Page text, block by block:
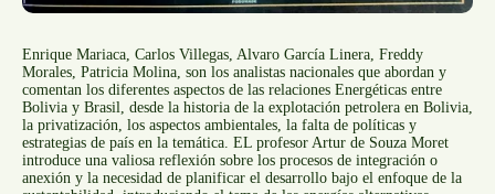
Enrique Mariaca, Carlos Villegas, Alvaro García Linera, Freddy
Morales, Patricia Molina, son los analistas nacionales que abordan y
comentan los diferentes aspectos de las relaciones Energéticas entre
Bolivia y Brasil, desde la historia de la explotación petrolera en Bolivia,
la privatización, los aspectos ambientales, la falta de políticas y
estrategias de país en la temática. EL profesor Artur de Souza Moret
introduce una valiosa reflexión sobre los procesos de integración o
anexión y la necesidad de planificar el desarrollo bajo el enfoque de la